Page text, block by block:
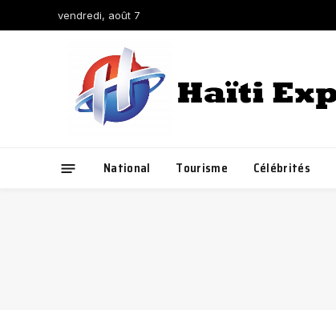
vendredi, août 7
National Tourisme Célébrités